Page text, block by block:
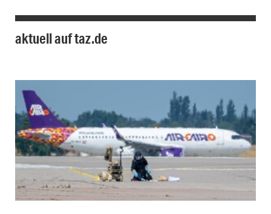
aktuell auf taz.de